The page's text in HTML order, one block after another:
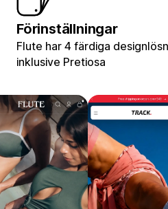
Förinställningar
Flute har 4 färdiga
inklusive Pretiosa